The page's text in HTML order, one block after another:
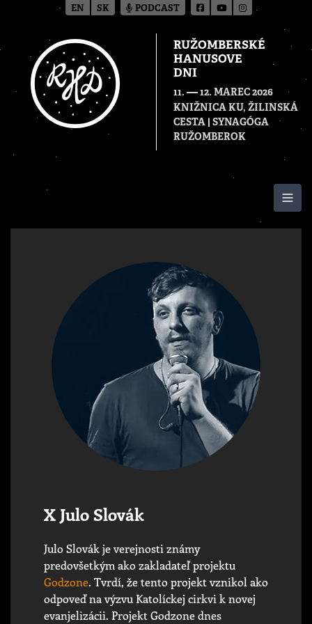
RUŽOMBERSKÉ
HANUSOVE
DNI
11. — 12. MAREC 2026
KNIŽNICA KU, ŽILINSKÁ
CESTA | SYNAGÓGA
RUŽOMBEROK
X Julo Slovák
Julo Slovák je verejnosti známy
predovšetkým ako zakladateľ projektu
Godzone. Tvrdí, že tento projekt vznikol ako
odpoveď na výzvu Katolíckej cirkvi k novej
evanjelizácii. Projekt Godzone dnes
EN SK PODCAST